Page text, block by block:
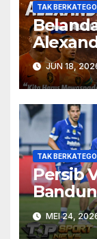
TAK
Swedia
JUN 18,
TAK
Persib
2025-
MEI 24,